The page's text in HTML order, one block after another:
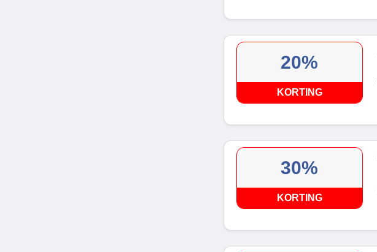
20%
KORTING
30%
KORTING